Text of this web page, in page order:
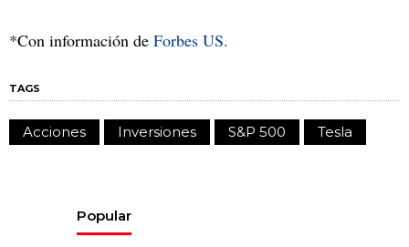
*Con información de Forbes US.
TAGS
Acciones Inversiones S&P 500 Tesla
Popular